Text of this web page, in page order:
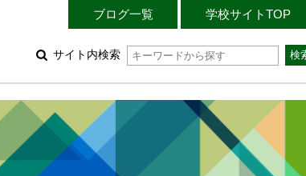
ブログ一覧 学校サイトTOP
サイト内検索